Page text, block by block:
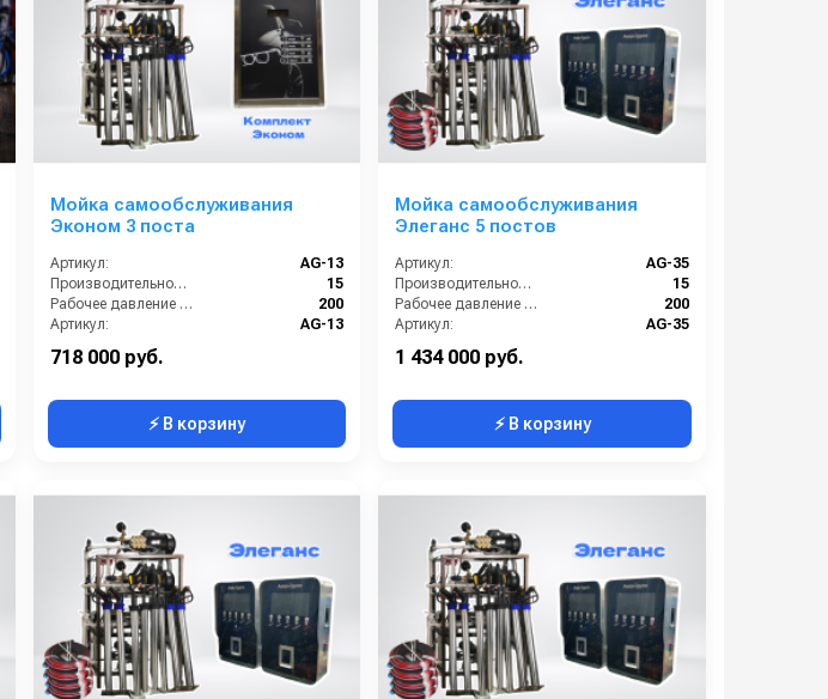
Мойка самообслуживания
Эконом 3 поста
Артикул:
AG-13
Производительность (л/мин):
15
Рабочее давление (бар):
200
Артикул:
AG-13
718 000 руб.
⚡ В корзину
Мойка самообслуживания
Элеганс 5 постов
Артикул:
AG-35
Производительность (л/мин):
15
Рабочее давление (бар):
200
Артикул:
AG-35
1 434 000 руб.
⚡ В корзину